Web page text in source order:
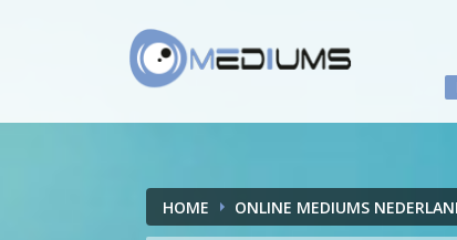
HOME ONLINE MEDIUMS